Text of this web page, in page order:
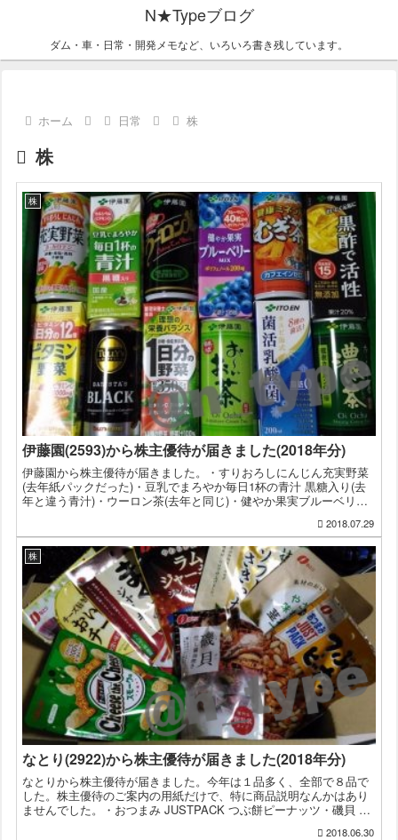
N★Typeブログ
ダム・車・日常・開発メモなど、いろいろ書き残しています。
ホーム 日常 株
株
株
伊藤園(2593)から株主優待が届きました(2018年分)
伊藤園から株主優待が届きました。・すりおろしにんじん充実野菜
(去年紙パックだった)・豆乳でまろやか毎日1杯の青汁 黒糖入り(去
年と違う青汁)・ウーロン茶(去年と同じ)・健やか果実ブルーベリー
2018.07.29
株
なとり(2922)から株主優待が届きました(2018年分)
なとりから株主優待が届きました。今年は１品多く、全部で８品で
した。株主優待のご案内の用紙だけで、特に商品説明なんかはあり
ませんでした。・おつまみ JUSTPACK つぶ餅ピーナッツ・磯貝 だ
2018.06.30